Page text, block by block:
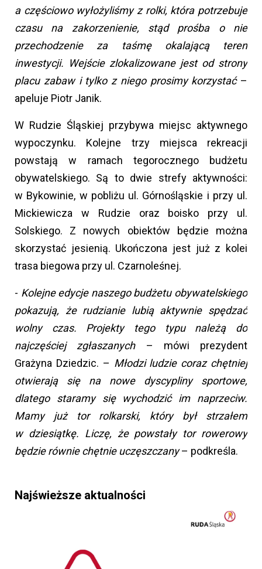
a częściowo wyłożyliśmy z rolki, która potrzebuje
czasu na zakorzenienie, stąd prośba o nie
przechodzenie za taśmę okalającą teren
inwestycji. Wejście zlokalizowane jest od strony
placu zabaw i tylko z niego prosimy korzystać –
apeluje Piotr Janik.
W Rudzie Śląskiej przybywa miejsc aktywnego
wypoczynku. Kolejne trzy miejsca rekreacji
powstają w ramach tegorocznego budżetu
obywatelskiego. Są to dwie strefy aktywności:
w Bykowinie, w pobliżu ul. Górnośląskie i przy ul.
Mickiewicza w Rudzie oraz boisko przy ul.
Solskiego. Z nowych obiektów będzie można
skorzystać jesienią. Ukończona jest już z kolei
trasa biegowa przy ul. Czarnoleśnej.
- Kolejne edycje naszego budżetu obywatelskiego
pokazują, że rudzianie lubią aktywnie spędzać
wolny czas. Projekty tego typu należą do
najczęściej zgłaszanych– mówi prezydent
Grażyna Dziedzic. – Młodzi ludzie coraz chętniej
otwierają się na nowe dyscypliny sportowe,
dlatego staramy się wychodzić im naprzeciw.
Mamy już tor rolkarski, który był strzałem
w dziesiątkę. Liczę, że powstały tor rowerowy
będzie równie chętnie uczęszczany– podkreśla.
Najświeższe aktualności